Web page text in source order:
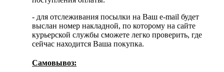
- для отслеживания посылки на Ваш e-mail будет
выслан номер накладной, по которому на сайте
курьерской службы сможете легко проверить, где
сейчас находится Ваша покупка.
Самовывоз: